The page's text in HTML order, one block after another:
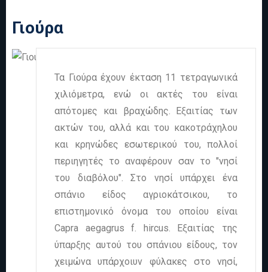
Γιούρα
Τα Γιούρα έχουν έκταση 11 τετραγωνικά
χιλιόμετρα, ενώ οι ακτές του είναι
απότομες και βραχώδης. Εξαιτίας των
ακτών του, αλλά και του κακοτράχηλου
και κρηνώδες εσωτερικού του, πολλοί
περιηγητές το αναφέρουν σαν το "νησί
του διαβόλου". Στο νησί υπάρχει ένα
σπάνιο είδος αγριοκάτσικου, το
επιστημονικό όνομα του οποίου είναι
Capra aegagrus f. hircus. Εξαιτίας της
ύπαρξης αυτού του σπάνιου είδους, τον
χειμώνα υπάρχοιυν φύλακες στο νησί,